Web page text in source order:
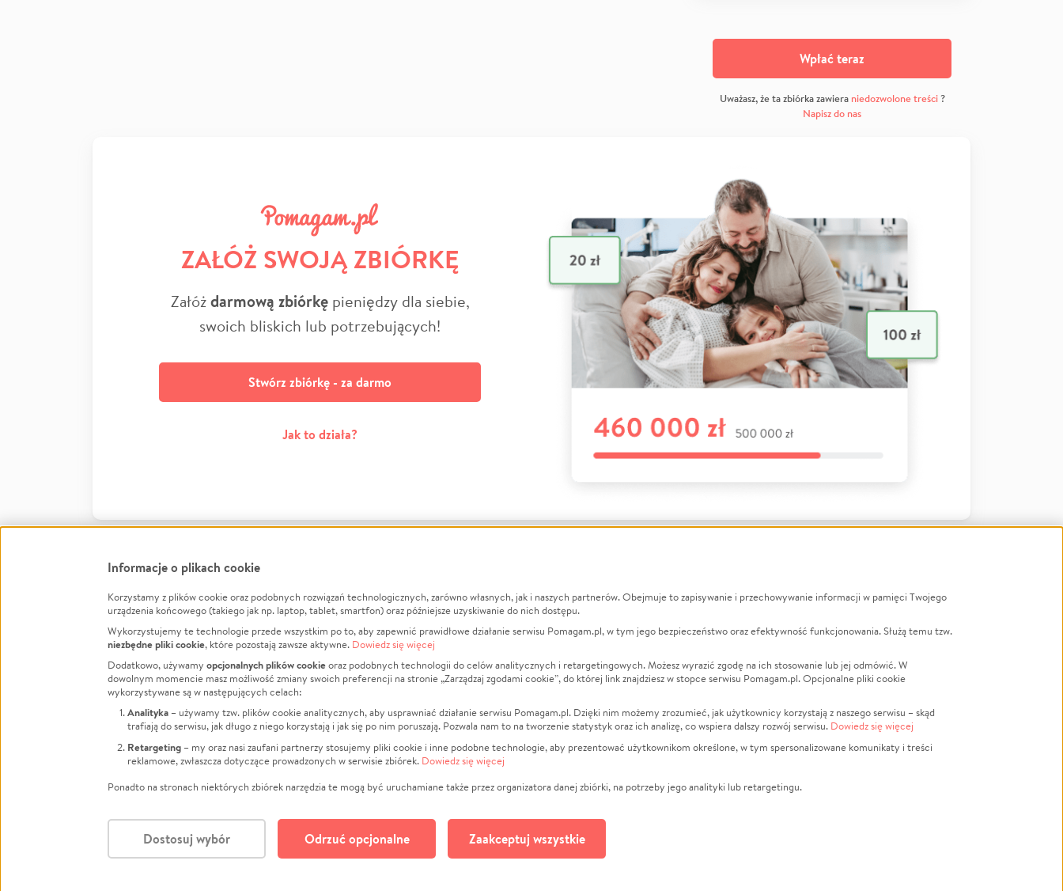
Wpłać teraz
Uważasz, że ta zbiórka zawiera niedozwolone treści?
Napisz do nas
ZAŁÓŻ SWOJĄ ZBIÓRKĘ
Załóżdarmową zbiórkępieniędzy dla siebie,
swoich bliskich lub potrzebujących!
Stwórz zbiórkę - za darmo
Jak to działa?
FacebookTwitter Instagram
LinkedInTikTok Youtube
Informacje
Jak to działa?
Regulamin
Polityka Prywatności
Kontakt
Porównanie serwisów
Polityka plików cookie
Zarządzaj zgodami cookie
O nas
Opinie
Raporty
Za darmo
Dla NGO
Fundacja Pomagam.pl
Zbieraj na
Leczenie
Zwierzęta
Pożar
Sport
Pomoc Finansowa
Pogrzeb
LGBTQ+
Powódź
Wichura
Religia
Edukacja
Polski
Informacje o plikach cookie
Korzystamy z plików cookie oraz podobnych rozwiązań technologicznych, zarówno własnych, jak i naszych partnerów. Obejmuje to zapisywanie i przechowywanie informacji w pamięci Twojego
urządzenia końcowego (takiego jak np. laptop, tablet, smartfon) oraz późniejsze uzyskiwanie do nich dostępu.
Wykorzystujemy te technologie przede wszystkim po to, aby zapewnić prawidłowe działanie serwisu Pomagam.pl, w tym jego bezpieczeństwo oraz efektywność funkcjonowania. Służą temu tzw.
niezbędne pliki cookie, które pozostają zawsze aktywne. Dowiedz się więcej
Dodatkowo, używamy opcjonalnych plików cookieoraz podobnych technologii do celów analitycznych i retargetingowych. Możesz wyrazić zgodę na ich stosowanie lub jej odmówić. W
dowolnym momencie masz możliwość zmiany swoich preferencji na stronie „Zarządzaj zgodami cookie”, do której link znajdziesz w stopce serwisu Pomagam.pl. Opcjonalne pliki cookie
wykorzystywane są w następujących celach:
Analityka – używamy tzw. plików cookie analitycznych, aby usprawniać działanie serwisu Pomagam.pl. Dzięki nim możemy zrozumieć, jak użytkownicy korzystają z naszego serwisu – skąd
trafiają do serwisu, jak długo z niego korzystają i jak się po nim poruszają. Pozwala nam to na tworzenie statystyk oraz ich analizę, co wspiera dalszy rozwój serwisu. Dowiedz się więcej
Retargeting – my oraz nasi zaufani partnerzy stosujemy pliki cookie i inne podobne technologie, aby prezentować użytkownikom określone, w tym spersonalizowane komunikaty i treści
reklamowe, zwłaszcza dotyczące prowadzonych w serwisie zbiórek. Dowiedz się więcej
Ponadto na stronach niektórych zbiórek narzędzia te mogą być uruchamiane także przez organizatora danej zbiórki, na potrzeby jego analityki lub retargetingu.
Dostosuj wybór Odrzuć opcjonalne Zaakceptuj wszystkie